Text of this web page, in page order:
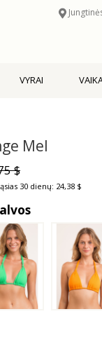
VYRAI
Mel
$
30 dienų: 24,38 $